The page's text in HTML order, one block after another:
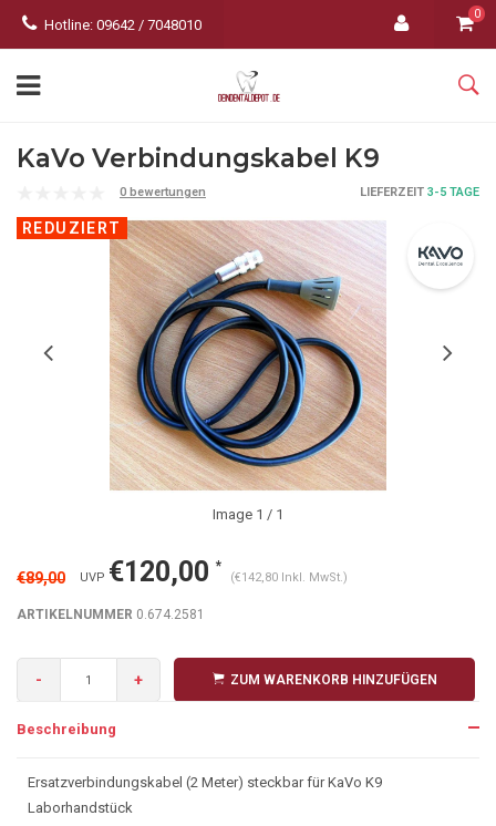
Hotline: 09642 / 7048010
0
KaVo Verbindungskabel K9
0 bewertungen LIEFERZEIT 3-5 TAGE
REDUZIERT
Image 1 / 1
€89,00 UVP €120,00 *
(€142,80 Inkl. MwSt.)
ARTIKELNUMMER 0.674.2581
- + ZUM WARENKORB HINZUFÜGEN
Beschreibung
Ersatzverbindungskabel (2 Meter) steckbar für KaVo K9
Laborhandstück